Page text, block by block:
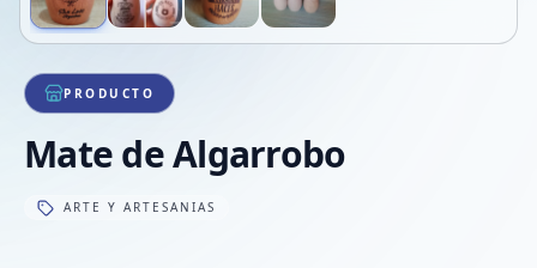
PRODUCTO
Mate de Algarrobo
ARTE Y ARTESANIAS